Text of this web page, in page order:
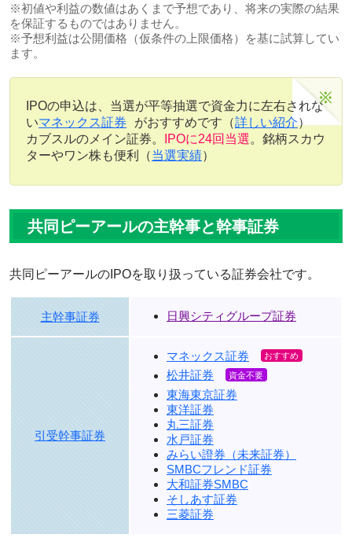
※初値や利益の数値はあくまで予想であり、将来の実際の結果
を保証するものではありません。
※予想利益は公開価格（仮条件の上限価格）を基に試算してい
ます。
IPOの申込は、当選が平等抽選で資金力に左右されな
いマネックス証券 がおすすめです（詳しい紹介）
カブスルのメイン証券。
IPOに24回当選。銘柄スカウ
ターやワン株も便利（当選実績）
共同ピーアールの主幹事と幹事証券
共同ピーアールのIPOを取り扱っている証券会社です。
主幹事証券 日興シティグループ証券
引受幹事証券
マネックス証券
松井証券
東海東京証券
東洋証券
丸三証券
水戸証券
みらい證券（未来証券）
SMBCフレンド証券
大和証券SMBC
そしあす証券
三菱証券